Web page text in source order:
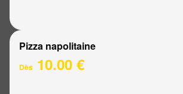
Pizza napolitaine
Dès 10.00 €